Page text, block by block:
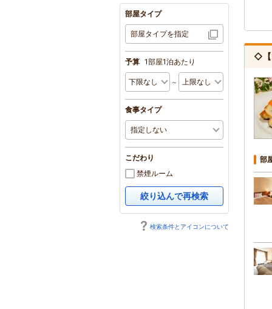
部屋タイプ
部屋タイプを指定
予算 1部屋1泊あたり
～
食事タイプ
こだわり
禁煙ルーム
絞り込んで再検索
検索条件とアイコンについて
◇【
部